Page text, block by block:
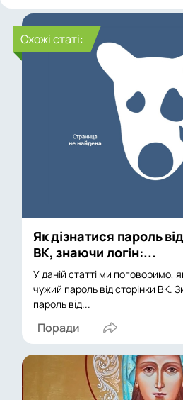
Cхожі статі:
Як дізнатися пароль
ВК, знаючи логін:...
У даній статті ми поговоримо,
чужий пароль від сторінки ВК.
пароль від...
Поради